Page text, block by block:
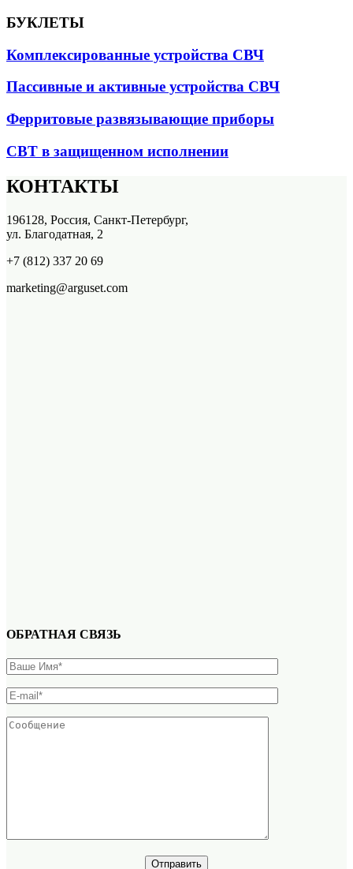
БУКЛЕТЫ
Комплексированные устройства СВЧ
Пассивные и активные устройства СВЧ
Ферритовые развязывающие приборы
СВТ в защищенном исполнении
КОНТАКТЫ
196128, Россия, Санкт-Петербург,
ул. Благодатная, 2
+7 (812) 337 20 69
marketing@arguset.com
ОБРАТНАЯ СВЯЗЬ